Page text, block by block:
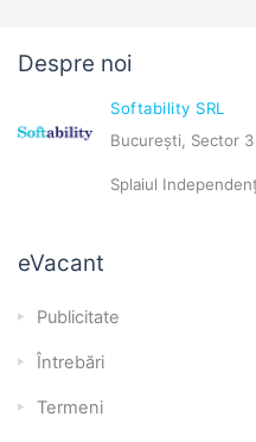
Despre noi
Softability SRL
București, Sector 3
Splaiul
eVacant
Publicitate
Întrebări
Termeni